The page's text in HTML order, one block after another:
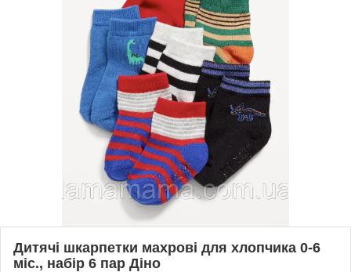
Дитячі шкарпетки махрові для хлопчика 0-6
міс., набір 6 пар Діно